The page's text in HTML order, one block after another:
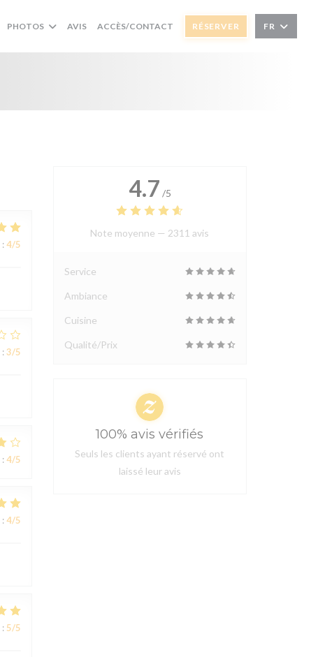
PHOTOS AVIS ACCÈS/CONTACT RÉSERVER FR
: 4/5
: 3/5
: 4/5
: 4/5
: 5/5
4.7 /5
Note moyenne — 2311 avis
Service
Ambiance
Cuisine
Qualité/Prix
100% avis vérifiés
Seuls les clients ayant réservé ont
laissé leur avis